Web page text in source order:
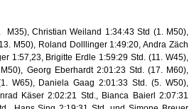
M35), Christian Weiland 1:34:43 Std (1. M50),
M50), Roland Dolllinger 1:49:20, Andra Zäch
1:57,23, Brigitte Erdle 1:59:29 Std. (11. W45),
Georg Eberhardt 2:01:23 Std. (17. M60),
W65), Daniela Gaag 2:01:33 Std. (5. W50),
Käser 2:02:21 Std., Bianca Baierl 2:07:31